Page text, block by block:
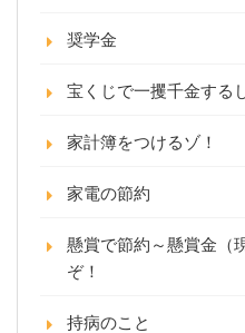
奨学金
宝くじで一攫千金する
家計簿をつけるゾ！
家電の節約
懸賞で節約～懸賞金（
ぞ！
持病のこと